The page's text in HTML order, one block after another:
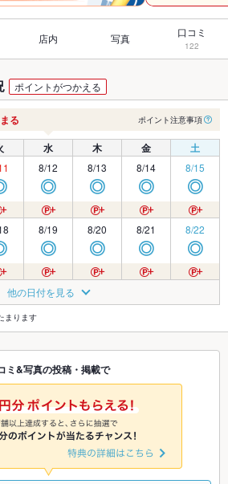
店内 写真 口コミ
122
ポイントがつかえる
る ポイント注意事項
水 木 金 土
8/12
◎
8/13
◎
8/14
◎
8/15
◎
8/19
◎
8/20
◎
8/21
◎
8/22
◎
8/26
◎
8/27
◎ ◎ ◎
9/2
◎
9/3
◎
9/4 9/5
9/9
◎
9/10
◎
9/11
他の日付を見る
まります
ミ&写真の投稿・掲載で